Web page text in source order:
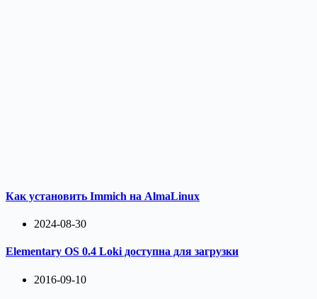
Как установить Immich на AlmaLinux
2024-08-30
Elementary OS 0.4 Loki доступна для загрузки
2016-09-10